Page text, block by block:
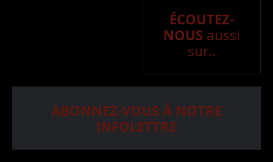
ÉCOUTEZ-
NOUS aussi
sur..
ABONNEZ-VOUS À NOTRE
INFOLETTRE